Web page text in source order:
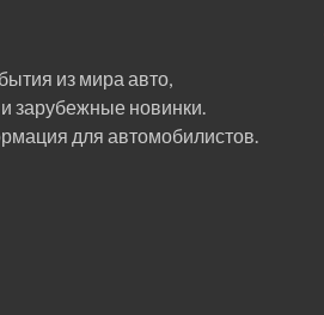
из мира авто,
зарубежные новинки.
для автомобилистов.